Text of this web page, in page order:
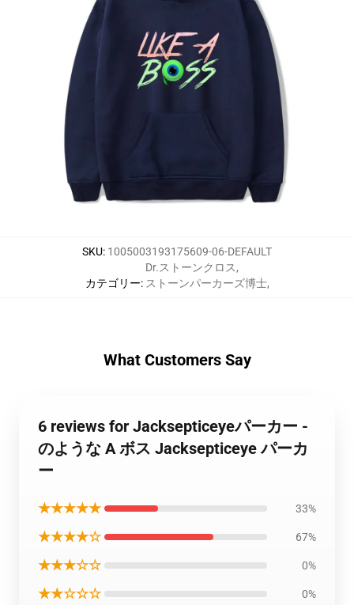
SKU: 1005003193175609-06-DEFAULT
カテゴリー:
Dr.ストーンクロス,
ストーンパーカーズ博士,
What Customers Say
6 reviews for Jacksepticeyeパーカー -
のような A ボス Jacksepticeye パーカ
ー
★★★★★ 33%
★★★★☆ 67%
★★★☆☆ 0%
★★☆☆☆ 0%